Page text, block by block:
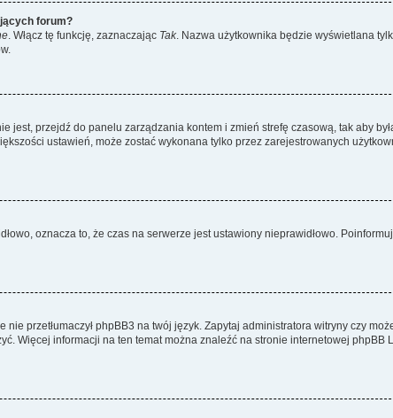
forum?
. Włącz tę funkcję, zaznaczając Tak. Nazwa użytkownika będzie wyświetlana
jest, przejdź do panelu zarządzania kontem i zmień strefę czasową, tak aby
ustawień, może zostać wykonana tylko przez zarejestrowanych
oznacza to, że czas na serwerze jest ustawiony nieprawidłowo.
przetłumaczył phpBB3 na twój język. Zapytaj administratora witryny czy
Więcej informacji na ten temat można znaleźć na stronie internetowej phpBB